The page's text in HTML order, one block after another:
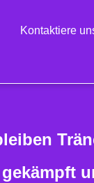
Kontaktiere